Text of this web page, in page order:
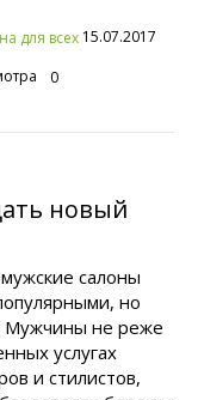
для всех 15.07.2017
0
новый
салоны
но
Мужчины не реже
услугах
и стилистов,